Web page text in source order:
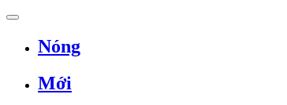
Nóng
Mới